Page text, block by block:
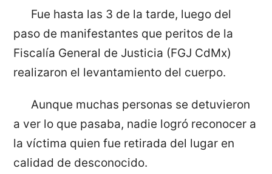
Fue hasta las 3 de la tarde, luego del
paso de manifestantes que peritos de la
Fiscalía General de Justicia (FGJ CdMx)
realizaron el levantamiento del cuerpo.
Aunque muchas personas se detuvieron
a ver lo que pasaba, nadie logró reconocer a
la víctima quien fue retirada del lugar en
calidad de desconocido.